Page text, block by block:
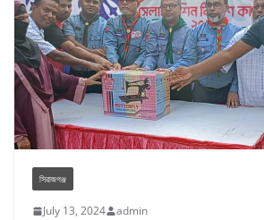
সিরাজগঞ্জ
July 13, 2024 admin